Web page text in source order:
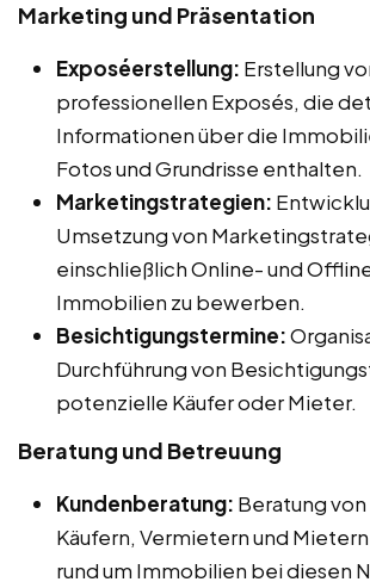
Marketing und Präsentation
Exposéerstellung: Erstellung
professionellen Exposés, die
Informationen über die
Fotos und Grundrisse enthalten.
Marketingstrategien:
Umsetzung von
einschließlich Online- und
Immobilien zu bewerben.
Besichtigungstermine:
Durchführung von
potenzielle Käufer oder Mieter.
Beratung und Betreuung
Kundenberatung: Beratung
Käufern, Vermietern und Mietern
rund um Immobilien bei diesen